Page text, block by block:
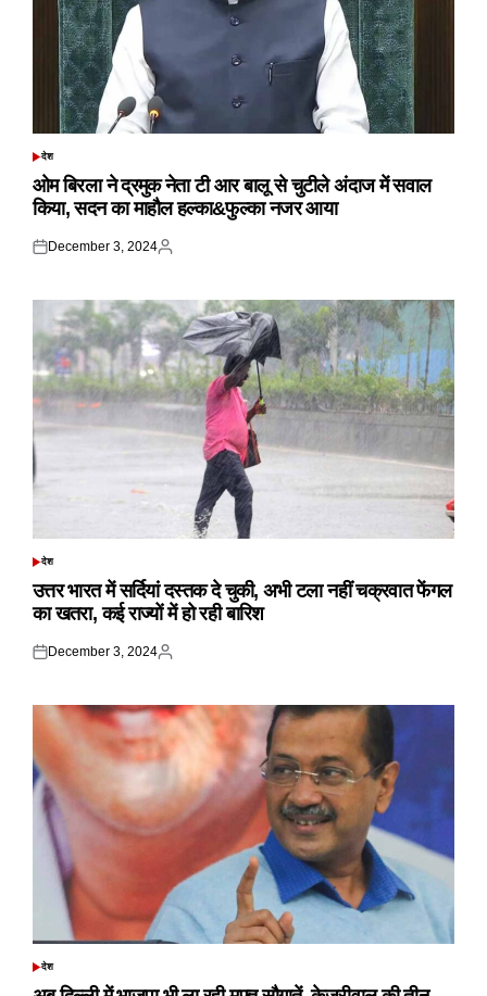
POSTED
देश
ओम बिरला ने द्रमुक नेता टी आर बालू से चुटीले अंदाज में सवाल
किया, सदन का माहौल हल्का&फुल्का नजर आया
Posted
December 3, 2024
Posted
POSTED
देश
उत्तर भारत में सर्दियां दस्तक दे चुकी, अभी टला नहीं चक्रवात फेंगल
का खतरा, कई राज्यों में हो रही बारिश
Posted
December 3, 2024
Posted
POSTED
देश